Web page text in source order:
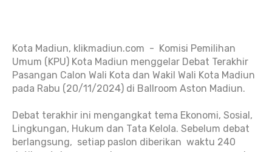
Kota Madiun, klikmadiun.com - Komisi Pemilihan
Umum (KPU) Kota Madiun menggelar Debat Terakhir
Pasangan Calon Wali Kota dan Wakil Wali Kota Madiun
pada Rabu (20/11/2024) di Ballroom Aston Madiun.
Debat terakhir ini mengangkat tema Ekonomi, Sosial,
Lingkungan, Hukum dan Tata Kelola. Sebelum debat
berlangsung, setiap paslon diberikan waktu 240